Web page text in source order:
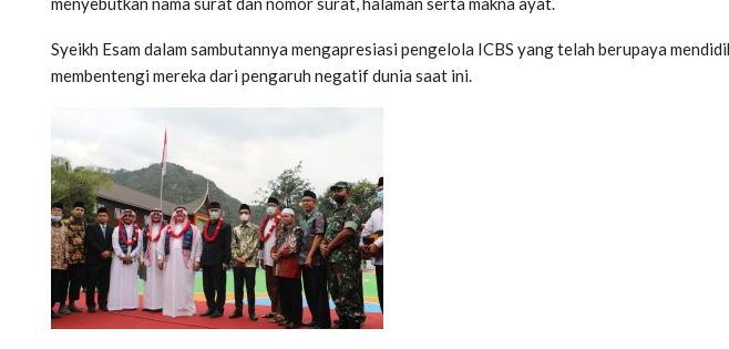
Syeikh Esam dalam sambutannya mengapresiasi pengelola ICBS yang telah berupaya
membentengi mereka dari pengaruh negatif dunia saat ini.